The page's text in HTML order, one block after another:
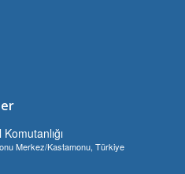
Merkez/Kastamonu, Türkiye